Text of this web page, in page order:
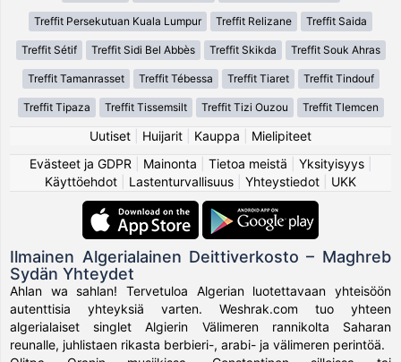
Treffit Persekutuan Kuala Lumpur Treffit Relizane Treffit Saida
Treffit Sétif Treffit Sidi Bel Abbès Treffit Skikda Treffit Souk Ahras
Treffit Tamanrasset Treffit Tébessa Treffit Tiaret Treffit Tindouf
Treffit Tipaza Treffit Tissemsilt Treffit Tizi Ouzou Treffit Tlemcen
Uutiset Huijarit Kauppa
Mielipiteet
Evästeet ja GDPR
Mainonta Tietoa meistä Yksityisyys|
Käyttöehdot
Lastenturvallisuus Yhteystiedot UKK
Ilmainen Algerialainen Deittiverkosto – Maghreb
Sydän Yhteydet
Ahlan wa sahlan! Tervetuloa Algerian luotettavaan yhteisöön
autenttisia yhteyksiä varten. Weshrak.com tuo yhteen
algerialaiset singlet Algierin Välimeren rannikolta Saharan
reunalle, juhlistaen rikasta berbieri-, arabi- ja välimeren perintöä.